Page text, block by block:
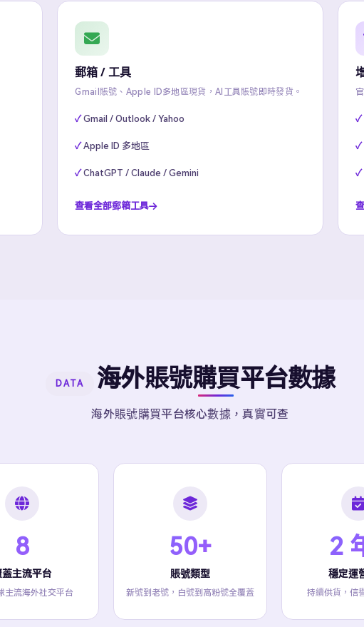
郵箱 / 工具
Gmail賬號、Apple ID多地區現貨，AI工具賬號即時發貨。
Gmail / Outlook / Yahoo
Apple ID 多地區
ChatGPT / Claude / Gemini
查看全部郵箱工具
DATA 海外賬號購買平台數據
海外賬號購買平台核心數據，真實可查
8
蓋主流平台
主流海外社交平台
50+
賬號類型
新號到老號，白號到高粉號全覆蓋
2
穩定運
持續供貨，信